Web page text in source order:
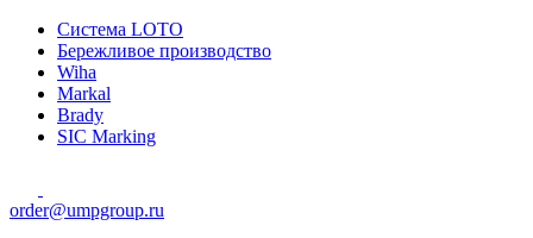
Система LOTO
Бережливое производство
Wiha
Markal
Brady
SIC Marking
order@umpgroup.ru